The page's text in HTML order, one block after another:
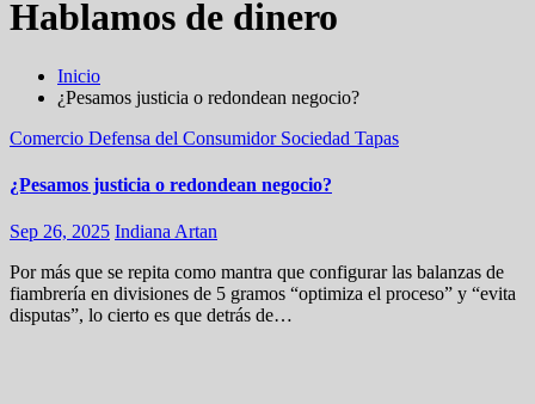
Hablamos de dinero
Inicio
¿Pesamos justicia o redondean negocio?
Comercio Defensa del Consumidor Sociedad Tapas
¿Pesamos justicia o redondean negocio?
Sep 26, 2025 Indiana Artan
Por más que se repita como mantra que configurar las balanzas de
fiambrería en divisiones de 5 gramos “optimiza el proceso” y “evita
disputas”, lo cierto es que detrás de…